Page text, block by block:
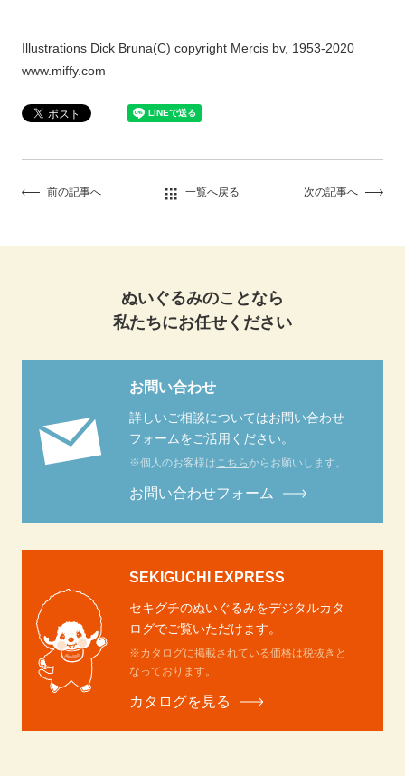
Illustrations Dick Bruna(C) copyright Mercis bv, 1953-2020
www.miffy.com
前の記事へ 一覧へ戻る 次の記事へ
ぬいぐるみのことなら
私たちにお任せください
お問い合わせ
詳しいご相談についてはお問い合わせ
フォームをご活用ください。
※個人のお客様は こちらからお願いします。
お問い合わせフォーム
SEKIGUCHI EXPRESS
セキグチのぬいぐるみをデジタルカタ
ログでご覧いただけます。
※カタログに掲載されている価格は税抜きと
なっております。
カタログを見る